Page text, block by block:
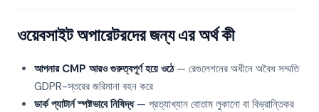
ওয়েবসাইট অপারেটরদের জন্য এর অর্থ কী
আপনার CMP আরও গুরুত্বপূর্ণ হয়ে ওঠে— রেগুলেশনের অধীনে অবৈধ সম্মতি
GDPR-স্তরের জরিমানা বহন করে
ডার্ক প্যাটার্ন স্পষ্টভাবে নিষিদ্ধ— প্রত্যাখ্যান বোতাম লুকানো বা বিভ্রান্তিকর